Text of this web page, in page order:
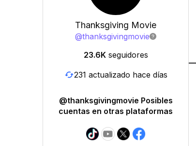
Thanksgiving Movie
@thanksgivingmovie
23.6K seguidores
231 actualizado hace días
@thanksgivingmovie Posibles
cuentas en otras plataformas